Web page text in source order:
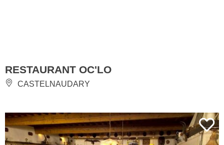
RESTAURANT OC'LO
CASTELNAUDARY